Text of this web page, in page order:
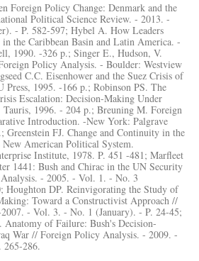
Foreign Policy Change: Denmark and the
Political Science Review. - 2013. -
- P. 582-597; Hybel A. How Leaders
the Caribbean Basin and Latin America. -
1990. -326 p.; Singer E., Hudson, V.
Policy Analysis. - Boulder: Westview
C.C. Eisenhower and the Suez Crisis of
Press, 1995. -166 p.; Robinson PS. The
Escalation: Decision-Making Under
1996. - 204 p.; Breuning M. Foreign
Introduction. -New York: Palgrave
FJ. Change and Continuity in the
American Political System.
Institute, 1978. P. 451 -481; Marfleet
1441: Bush and Chirac in the UN Security
- 2005. - Vol. 1. - No. 3
Houghton DP. Reinvigorating the Study of
Toward a Constructivist Approach //
- Vol. 3. - No. 1 (January). - P. 24-45;
of Failure: Bush's Decision-
War // Foreign Policy Analysis. - 2009. -
286.